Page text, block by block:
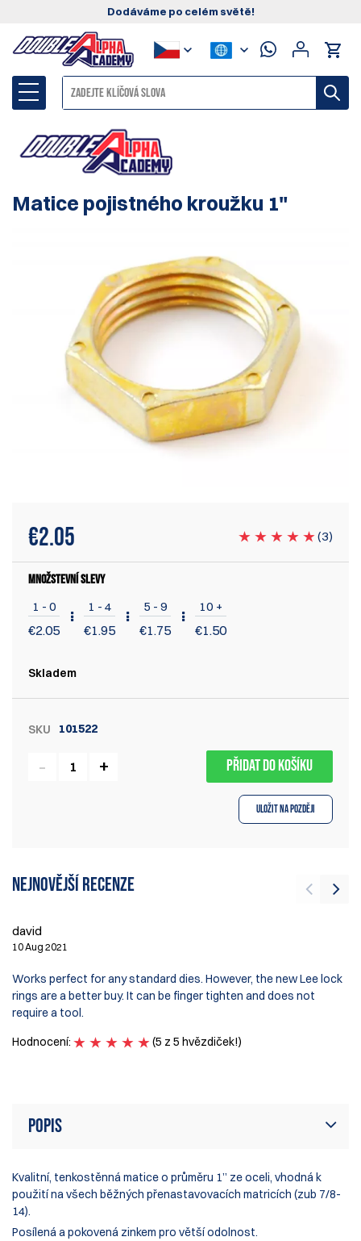
Dodáváme po celém světě!
Matice pojistného kroužku 1"
€2.05 (3)
MNOŽSTEVNÍ SLEVY
1 - 0
€2.05
1 - 4
€1.95
5 - 9
€1.75
10 +
€1.50
Skladem
SKU 101522
PŘIDAT DO KOŠÍKU
Uložit na později
Nejnovější recenze
david
10 Aug 2021
Works perfect for any standard dies. However, the new Lee lock
rings are a better buy. It can be finger tighten and does not
require a tool.
Hodnocení:
(5 z 5 hvězdiček!)
Popis
Kvalitní, tenkostěnná matice o průměru 1” ze oceli, vhodná k
použití na všech běžných přenastavovacích matricích (zub 7/8-
14).
Posílená a pokovená zinkem pro větší odolnost.